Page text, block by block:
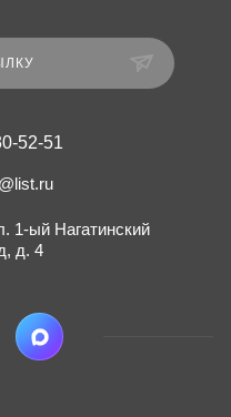
52-51
1-ый Нагатинский
д. 4